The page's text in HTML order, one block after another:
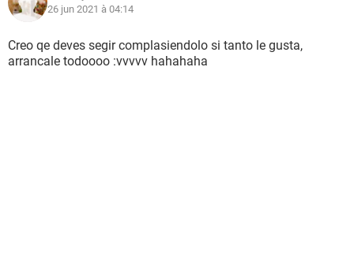
26 jun 2021 à 04:14
Creo qe deves segir complasiendolo si tanto le gusta,
arrancale todoooo :vvvvv hahahaha